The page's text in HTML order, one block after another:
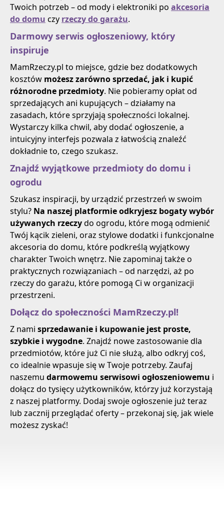
Twoich potrzeb – od mody i elektroniki po akcesoria
do domu czy rzeczy do garażu.
Darmowy serwis ogłoszeniowy, który
inspiruje
MamRzeczy.pl to miejsce, gdzie bez dodatkowych
kosztów możesz zarówno sprzedać, jak i kupić
różnorodne przedmioty. Nie pobieramy opłat od
sprzedających ani kupujących – działamy na
zasadach, które sprzyjają społeczności lokalnej.
Wystarczy kilka chwil, aby dodać ogłoszenie, a
intuicyjny interfejs pozwala z łatwością znaleźć
dokładnie to, czego szukasz.
Znajdź wyjątkowe przedmioty do domu i
ogrodu
Szukasz inspiracji, by urządzić przestrzeń w swoim
stylu? Na naszej platformie odkryjesz bogaty wybór
używanych rzeczydo ogrodu, które mogą odmienić
Twój kącik zieleni, oraz stylowe dodatki i funkcjonalne
akcesoria do domu, które podkreślą wyjątkowy
charakter Twoich wnętrz. Nie zapominaj także o
praktycznych rozwiązaniach – od narzędzi, aż po
rzeczy do garażu, które pomogą Ci w organizacji
przestrzeni.
Dołącz do społeczności MamRzeczy.pl!
Z nami sprzedawanie i kupowanie jest proste,
szybkie i wygodne. Znajdź nowe zastosowanie dla
przedmiotów, które już Ci nie służą, albo odkryj coś,
co idealnie wpasuje się w Twoje potrzeby. Zaufaj
naszemu darmowemu serwisowi ogłoszeniowemu i
dołącz do tysięcy użytkowników, którzy już korzystają
z naszej platformy. Dodaj swoje ogłoszenie już teraz
lub zacznij przeglądać oferty – przekonaj się, jak wiele
możesz zyskać!